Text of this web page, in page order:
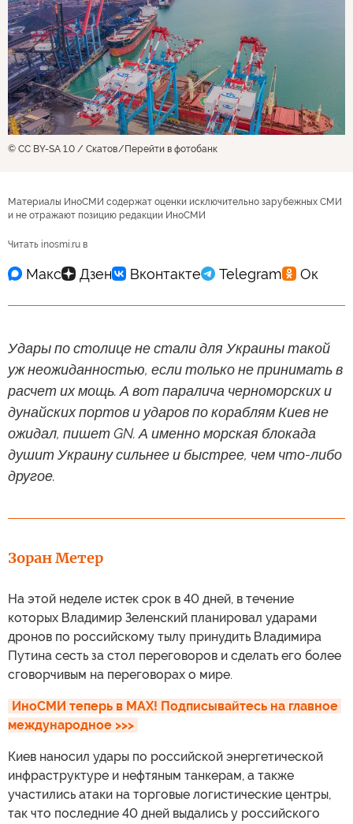
© CC BY-SA 1.0 / Скатов Перейти в фотобанк
Материалы ИноСМИ содержат оценки исключительно зарубежных СМИ
и не отражают позицию редакции ИноСМИ
Читать inosmi.ru в
Удары по столице не стали для Украины такой
уж неожиданностью, если только не принимать в
расчет их мощь. А вот паралича черноморских и
дунайских портов и ударов по кораблям Киев не
ожидал, пишет GN. А именно морская блокада
душит Украину сильнее и быстрее, чем что-либо
другое.
Зоран Метер
На этой неделе истек срок в 40 дней, в течение
которых Владимир Зеленский планировал ударами
дронов по российскому тылу принудить Владимира
Путина сесть за стол переговоров и сделать его более
сговорчивым на переговорах о мире.
ИноСМИ теперь в MAX! Подписывайтесь на главное
международное >>>
Киев наносил удары по российской энергетической
инфраструктуре и нефтяным танкерам, а также
участились атаки на торговые логистические центры,
так что последние 40 дней выдались у российского